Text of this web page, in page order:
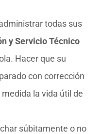
todas sus
y Servicio Técnico
Hacer que su
con corrección
la vida útil de
súbitamente o no